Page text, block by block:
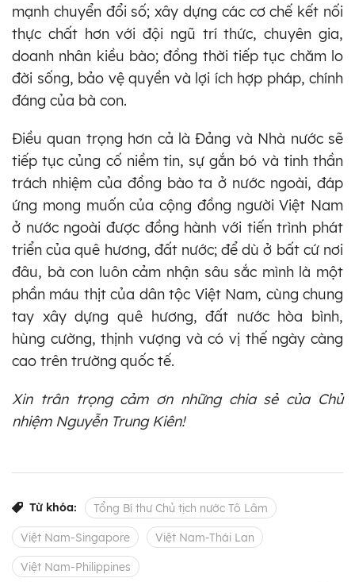
mạnh chuyển đổi số; xây dựng các cơ chế kết nối
thực chất hơn với đội ngũ trí thức, chuyên gia,
doanh nhân kiều bào; đồng thời tiếp tục chăm lo
đời sống, bảo vệ quyền và lợi ích hợp pháp, chính
đáng của bà con.
Điều quan trọng hơn cả là Đảng và Nhà nước sẽ
tiếp tục củng cố niềm tin, sự gắn bó và tinh thần
trách nhiệm của đồng bào ta ở nước ngoài, đáp
ứng mong muốn của cộng đồng người Việt Nam
ở nước ngoài được đồng hành với tiến trình phát
triển của quê hương, đất nước; để dù ở bất cứ nơi
đâu, bà con luôn cảm nhận sâu sắc mình là một
phần máu thịt của dân tộc Việt Nam, cùng chung
tay xây dựng quê hương, đất nước hòa bình,
hùng cường, thịnh vượng và có vị thế ngày càng
cao trên trường quốc tế.
Xin trân trọng cảm ơn những chia sẻ của Chủ
nhiệm Nguyễn Trung Kiên!
Từ khóa: Tổng Bí thư Chủ tịch nước Tô Lâm
Việt Nam-Singapore Việt Nam-Thái Lan
Việt Nam-Philippines